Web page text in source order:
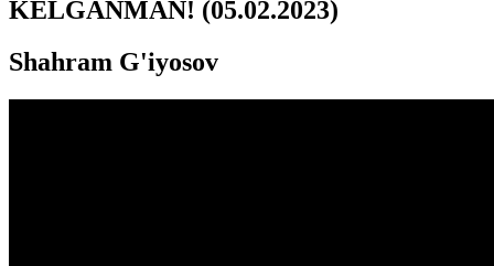
KELGANMAN! (05.02.2023)
Shahram G'iyosov